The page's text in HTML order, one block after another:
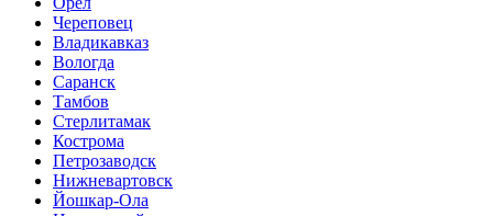
Череповец
Владикавказ
Вологда
Саранск
Тамбов
Стерлитамак
Кострома
Петрозаводск
Нижневартовск
Йошкар-Ола